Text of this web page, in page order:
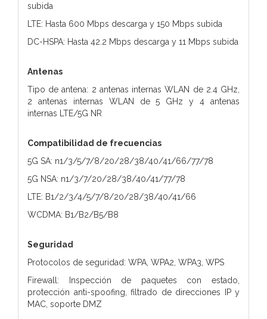
subida
LTE: Hasta 600 Mbps descarga y 150 Mbps subida
DC-HSPA: Hasta 42.2 Mbps descarga y 11 Mbps subida
Antenas
Tipo de antena: 2 antenas internas WLAN de 2.4 GHz,
2 antenas internas WLAN de 5 GHz y 4 antenas
internas LTE/5G NR
Compatibilidad de frecuencias
5G SA: n1/3/5/7/8/20/28/38/40/41/66/77/78
5G NSA: n1/3/7/20/28/38/40/41/77/78
LTE: B1/2/3/4/5/7/8/20/28/38/40/41/66
WCDMA: B1/B2/B5/B8
Seguridad
Protocolos de seguridad: WPA, WPA2, WPA3, WPS
Firewall: Inspección de paquetes con estado,
protección anti-spoofing, filtrado de direcciones IP y
MAC, soporte DMZ